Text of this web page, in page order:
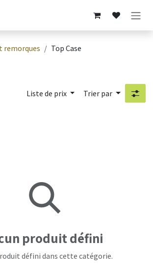
remorques Top Case
Liste de prix Trier par
produit défini
défini dans cette catégorie.